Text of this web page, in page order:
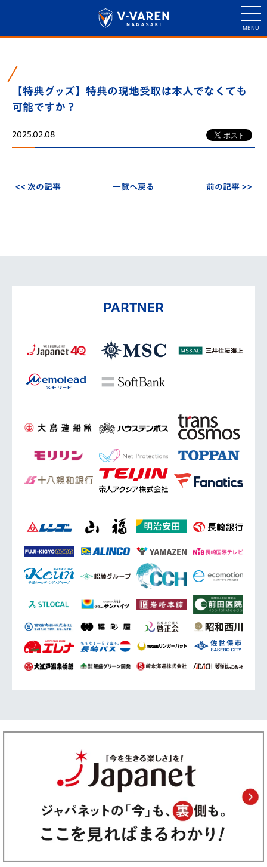
【特典グッズ】特典の現地受取は本人でなくても
可能ですか？
2025.02.08
<< 次の記事 一覧へ戻る 前の記事 >>
PARTNER